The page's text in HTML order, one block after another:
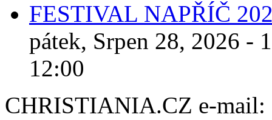
FESTIVAL NAPŘÍČ
pátek, Srpen 28, 2026 -
12:00
CHRISTIANIA.CZ e-mail: